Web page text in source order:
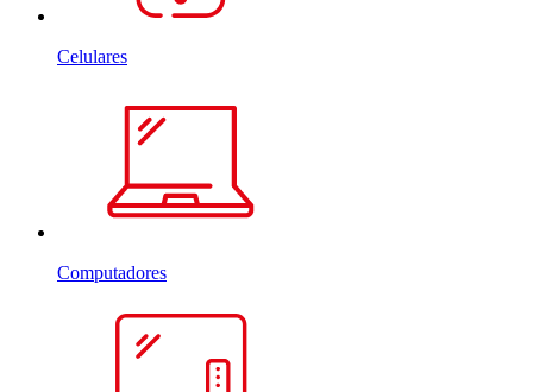
Celulares
Computadores